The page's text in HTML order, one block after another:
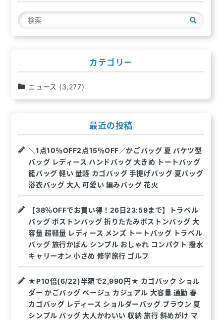
ー
シ
ョ
検
索
カテゴリー
ニュース (3,277)
最近の投稿
＼1点10％OFF2点15％OFF／かごバッグ 夏 バケツ型
バッグ レディース ハンドバッグ 大きめ トートバッグ
籠バッグ 軽い 量軽 カゴバッグ 手提げバッグ 夏バッグ
浴衣バッグ 大人 可愛い 編みバッグ 花火
【38％OFFでお買い得！26日23:59まで】トラベル
バッグ ボストンバッグ 折りたたみボストンバッグ 大
容量 超軽量 レディース メンズ トートバッグ トラベル
バッグ 旅行かばん シンプル おしゃれ コンパクト 撥水
キャリーオン 小さめ 修学旅行 ゴルフ
★P10倍(6/22)半額で2,990円★ カゴバック ショル
ダー かごバッグ ベージュ カジュアル 大容量 通勤 春
カゴバッグ レディース ショルダーバッグ ブラウン 夏
シンプル バッグ 大人かわいい 収納 旅行 斜めがけ マ